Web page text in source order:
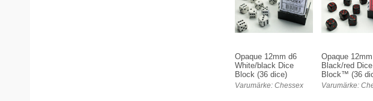
Opaque 12mm d6
White/black Dice
Block (36 dice)
Varumärke: Chessex
Opaque
Black/red Dice
Block™ (36
Varumärke: